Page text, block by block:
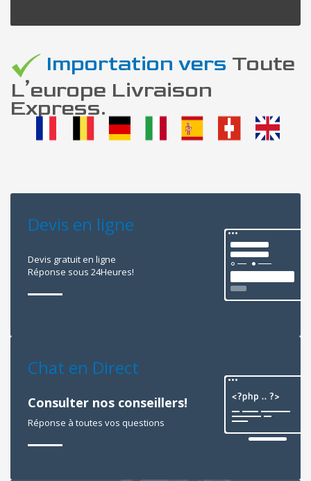
Importation vers Toute
L’europe Livraison
Express.
Devis en ligne
Devis gratuit en ligne
Réponse sous 24Heures!
Chat en Direct
Consulter nos conseillers!
Réponse à toutes vos questions